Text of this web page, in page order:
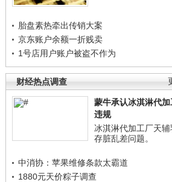
胎盘素热牵出传销大案
京东账户余额一折贱卖
1号店用户账户被盗不作为
财经热点调查
蒙牛承认冰淇淋代加
违规
冰淇淋代加工厂天辅
存脏乱差问题。
中消协：苹果维修条款太霸道
1880元天价粽子调查